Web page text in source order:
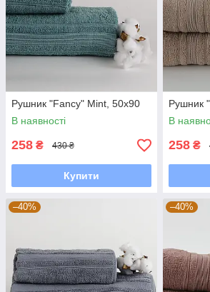
Рушник "Fancy" Mint, 50x90
В наявності
258 ₴ 430 ₴
Купити
Рушник
В
258 ₴
–40% –40%